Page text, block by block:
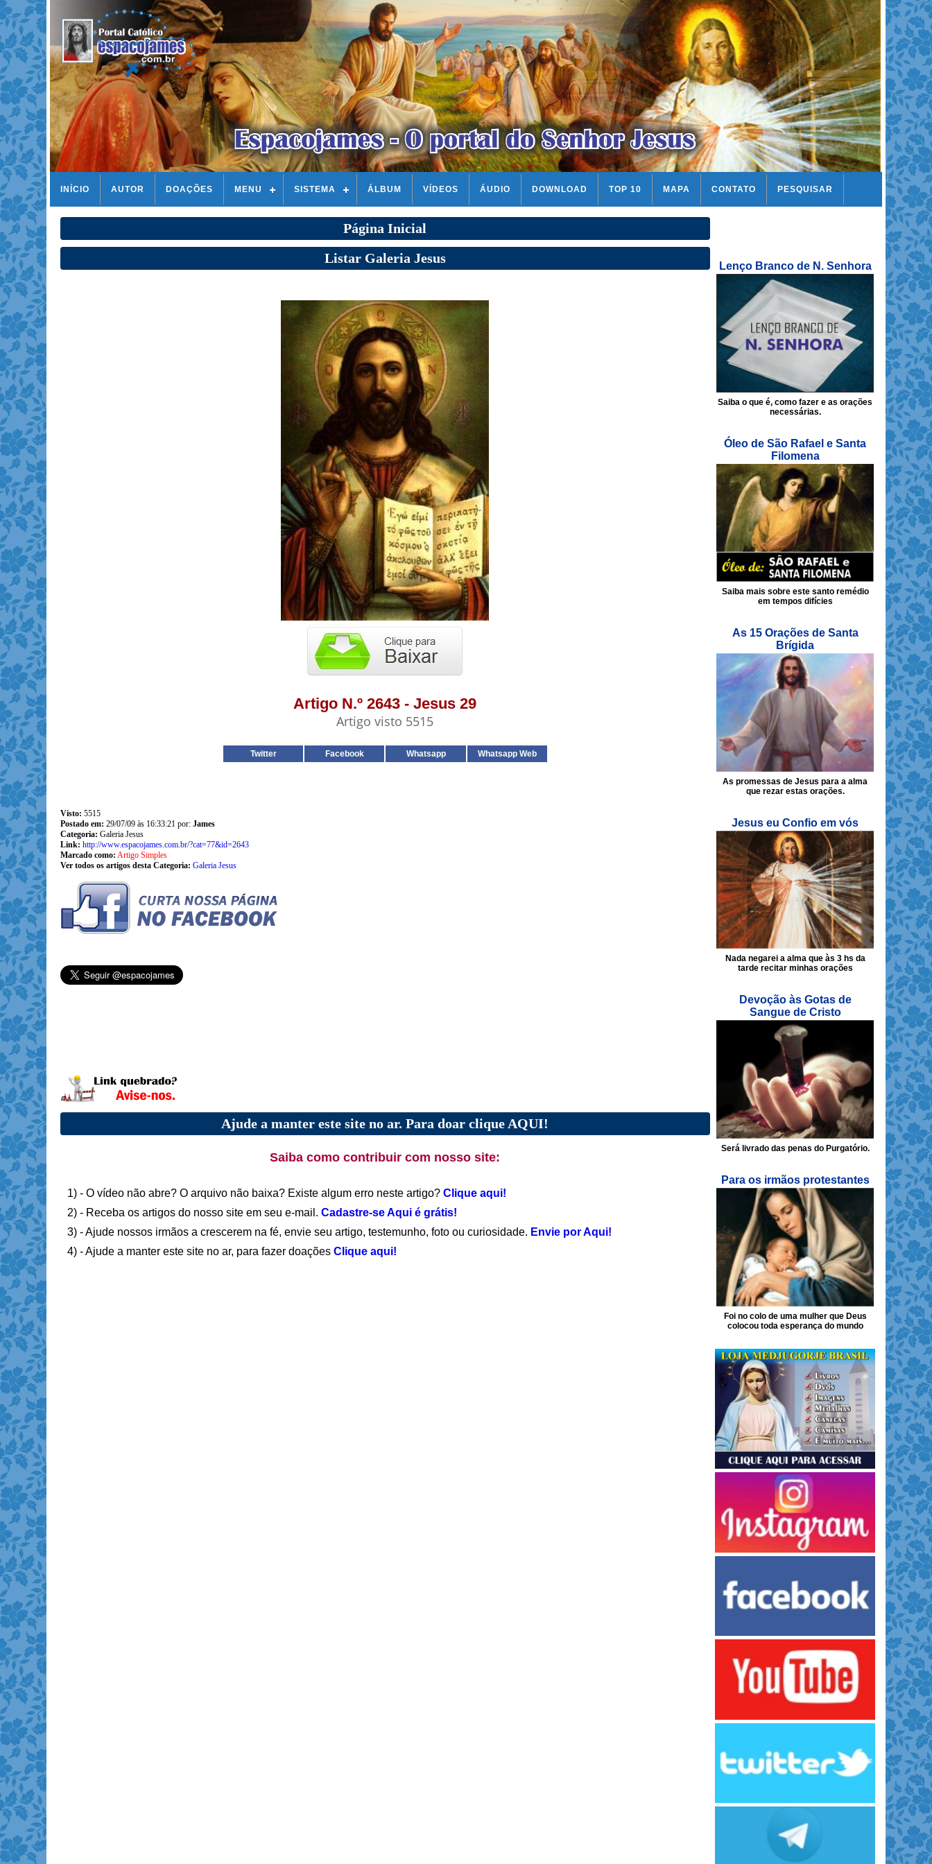
INÍCIO AUTOR DOAÇÕES MENU SISTEMA ÁLBUM VÍDEOS ÁUDIO DOWNLOAD TOP 10 MAPA CONTATO PESQUISAR
Página Inicial
Listar Galeria Jesus
Artigo N.º 2643 - Jesus 29
Artigo visto 5515
Twitter Facebook Whatsapp Whatsapp Web
Visto: 5515
Postado em: 29/07/09 às 16:33:21 por: James
Categoria: Galeria Jesus
Link: http://www.espacojames.com.br/?cat=77&id=2643
Marcado como: Artigo Simples
Ver todos os artigos desta Categoria: Galeria Jesus
Ajude a manter este site no ar. Para doar clique AQUI!
Saiba como contribuir com nosso site:
1) - O vídeo não abre? O arquivo não baixa? Existe algum erro neste artigo? Clique aqui!
2) - Receba os artigos do nosso site em seu e-mail. Cadastre-se Aqui é grátis!
3) - Ajude nossos irmãos a crescerem na fé, envie seu artigo, testemunho, foto ou curiosidade. Envie por Aqui!
4) - Ajude a manter este site no ar, para fazer doações Clique aqui!
Lenço Branco de N. Senhora
Saiba o que é, como fazer e as orações
necessárias.
Óleo de São Rafael e Santa
Filomena
Saiba mais sobre este santo remédio
em tempos difícies
As 15 Orações de Santa
Brígida
As promessas de Jesus para a alma
que rezar estas orações.
Jesus eu Confio em vós
Nada negarei a alma que às 3 hs da
tarde recitar minhas orações
Devoção às Gotas de
Sangue de Cristo
Será livrado das penas do Purgatório.
Para os irmãos protestantes
Foi no colo de uma mulher que Deus
colocou toda esperança do mundo